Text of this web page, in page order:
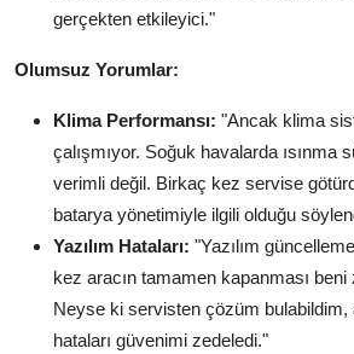
gerçekten etkileyici."
Olumsuz Yorumlar:
Klima Performansı: "Ancak klima
çalışmıyor. Soğuk havalarda ısınma
verimli değil. Birkaç kez servise
batarya yönetimiyle ilgili olduğu
Yazılım Hataları: "Yazılım
kez aracın tamamen kapanması beni
Neyse ki servisten çözüm bulabildim,
hataları güvenimi zedeledi."